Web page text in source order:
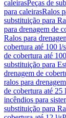
caleirasPeças de
para caleirasRalos
substituição para
para drenagem de
Ralos para
cobertura até 100 l/s
de cobertura até
substituição para
drenagem de
ralos para
de cobertura até 25
incêndios para
substituição para